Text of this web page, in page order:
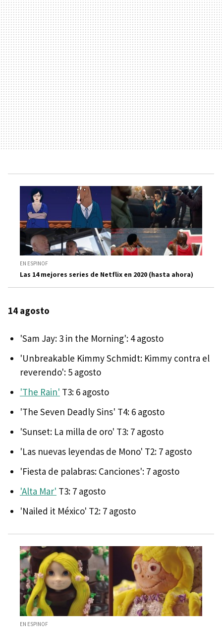
EN ESPINOF
Las 14 mejores series de Netflix en 2020 (hasta ahora)
14 agosto
'Sam Jay: 3 in the Morning': 4 agosto
'Unbreakable Kimmy Schmidt: Kimmy contra el
reverendo': 5 agosto
'The Rain' T3: 6 agosto
'The Seven Deadly Sins' T4: 6 agosto
'Sunset: La milla de oro' T3: 7 agosto
'Las nuevas leyendas de Mono' T2: 7 agosto
'Fiesta de palabras: Canciones': 7 agosto
'Alta Mar' T3: 7 agosto
'Nailed it México' T2: 7 agosto
EN ESPINOF